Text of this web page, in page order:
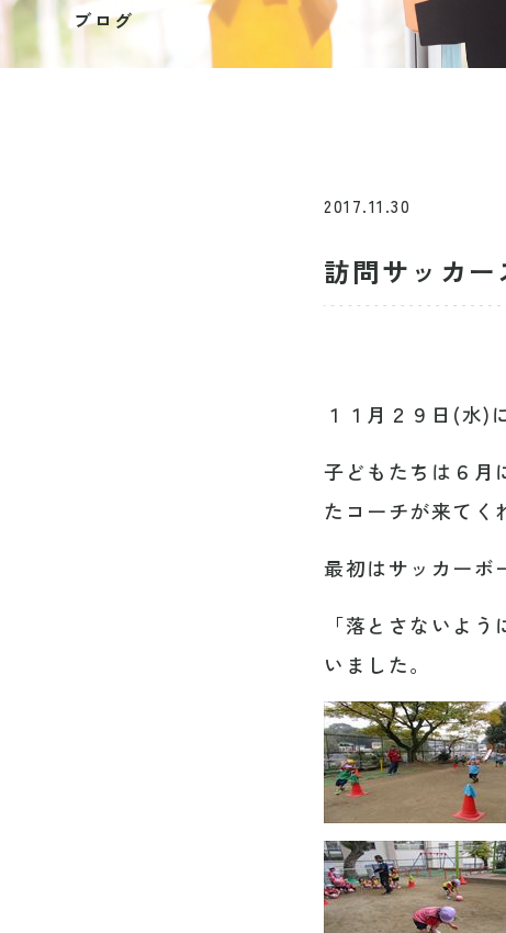
ブログ
2017.11.30
訪問サッカー
１１月２９日(水)
子どもたちは６月
たコーチが来てく
最初はサッカーボ
「落とさないよ
いました。